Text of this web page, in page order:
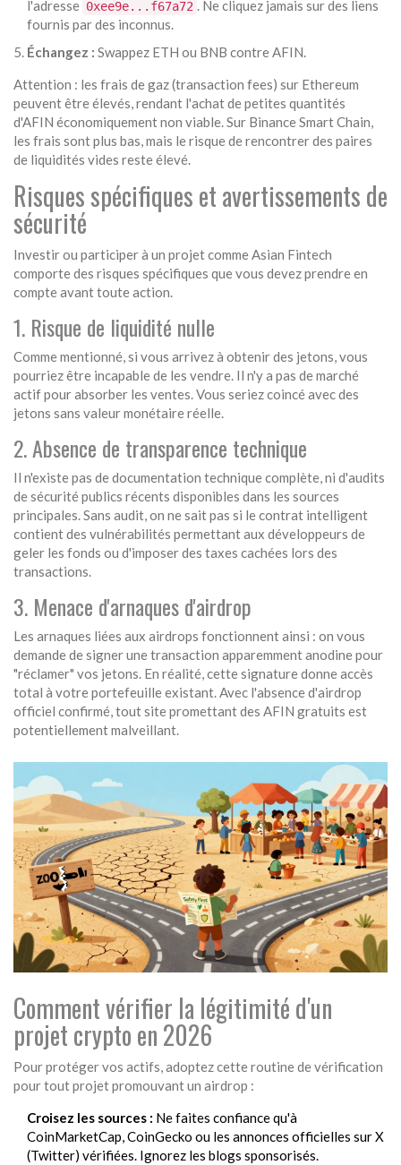
l'adresse 0xee9e...f67a72 . Ne cliquez jamais sur des liens
fournis par des inconnus.
Échangez : Swappez ETH ou BNB contre AFIN.
Attention : les frais de gaz (transaction fees) sur Ethereum
peuvent être élevés, rendant l'achat de petites quantités
d'AFIN économiquement non viable. Sur Binance Smart Chain,
les frais sont plus bas, mais le risque de rencontrer des paires
de liquidités vides reste élevé.
Risques spécifiques et avertissements de
sécurité
Investir ou participer à un projet comme Asian Fintech
comporte des risques spécifiques que vous devez prendre en
compte avant toute action.
1. Risque de liquidité nulle
Comme mentionné, si vous arrivez à obtenir des jetons, vous
pourriez être incapable de les vendre. Il n'y a pas de marché
actif pour absorber les ventes. Vous seriez coincé avec des
jetons sans valeur monétaire réelle.
2. Absence de transparence technique
Il n'existe pas de documentation technique complète, ni d'audits
de sécurité publics récents disponibles dans les sources
principales. Sans audit, on ne sait pas si le contrat intelligent
contient des vulnérabilités permettant aux développeurs de
geler les fonds ou d'imposer des taxes cachées lors des
transactions.
3. Menace d'arnaques d'airdrop
Les arnaques liées aux airdrops fonctionnent ainsi : on vous
demande de signer une transaction apparemment anodine pour
"réclamer" vos jetons. En réalité, cette signature donne accès
total à votre portefeuille existant. Avec l'absence d'airdrop
officiel confirmé, tout site promettant des AFIN gratuits est
potentiellement malveillant.
Comment vérifier la légitimité d'un
projet crypto en 2026
Pour protéger vos actifs, adoptez cette routine de vérification
pour tout projet promouvant un airdrop :
Croisez les sources : Ne faites confiance qu'à
CoinMarketCap, CoinGecko ou les annonces officielles sur X
(Twitter) vérifiées. Ignorez les blogs sponsorisés.